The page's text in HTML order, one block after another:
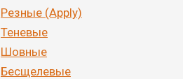
Резные (Apply)
Теневые
Шовные
Бесщелевые